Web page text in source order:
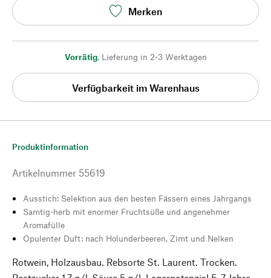
Merken
Vorrätig, Lieferung in 2-3 Werktagen
Verfügbarkeit im Warenhaus
Produktinformation
Artikelnummer 55619
Ausstich: Selektion aus den besten Fässern eines Jahrgangs
Samtig-herb mit enormer Fruchtsüße und angenehmer
Aromafülle
Opulenter Duft: nach Holunderbeeren, Zimt und Nelken
Rotwein, Holzausbau. Rebsorte St. Laurent. Trocken.